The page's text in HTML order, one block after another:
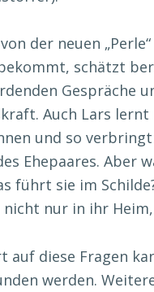
der neuen
schätzt
Gespräche
Auch Lars
und so
Ehepaares. Aber
führt sie im
nur in ihr
auf diese Fragen
werden.